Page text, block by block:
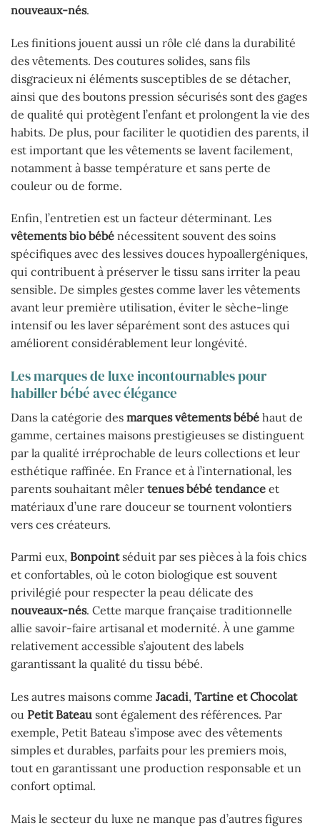
nouveaux-nés.
Les finitions jouent aussi un rôle clé dans la durabilité
des vêtements. Des coutures solides, sans fils
disgracieux ni éléments susceptibles de se détacher,
ainsi que des boutons pression sécurisés sont des gages
de qualité qui protègent l’enfant et prolongent la vie des
habits. De plus, pour faciliter le quotidien des parents, il
est important que les vêtements se lavent facilement,
notamment à basse température et sans perte de
couleur ou de forme.
Enfin, l’entretien est un facteur déterminant. Les
vêtements bio bébé nécessitent souvent des soins
spécifiques avec des lessives douces hypoallergéniques,
qui contribuent à préserver le tissu sans irriter la peau
sensible. De simples gestes comme laver les vêtements
avant leur première utilisation, éviter le sèche-linge
intensif ou les laver séparément sont des astuces qui
améliorent considérablement leur longévité.
Les marques de luxe incontournables pour
habiller bébé avec élégance
Dans la catégorie des marques vêtements bébé haut de
gamme, certaines maisons prestigieuses se distinguent
par la qualité irréprochable de leurs collections et leur
esthétique raffinée. En France et à l’international, les
parents souhaitant mêler tenues bébé tendance et
matériaux d’une rare douceur se tournent volontiers
vers ces créateurs.
Parmi eux, Bonpointséduit par ses pièces à la fois chics
et confortables, où le coton biologique est souvent
privilégié pour respecter la peau délicate des
nouveaux-nés. Cette marque française traditionnelle
allie savoir-faire artisanal et modernité. À une gamme
relativement accessible s’ajoutent des labels
garantissant la qualité du tissu bébé.
Les autres maisons comme Jacadi, Tartine et Chocolat
ou Petit Bateau sont également des références. Par
exemple, Petit Bateau s’impose avec des vêtements
simples et durables, parfaits pour les premiers mois,
tout en garantissant une production responsable et un
confort optimal.
Mais le secteur du luxe ne manque pas d’autres figures